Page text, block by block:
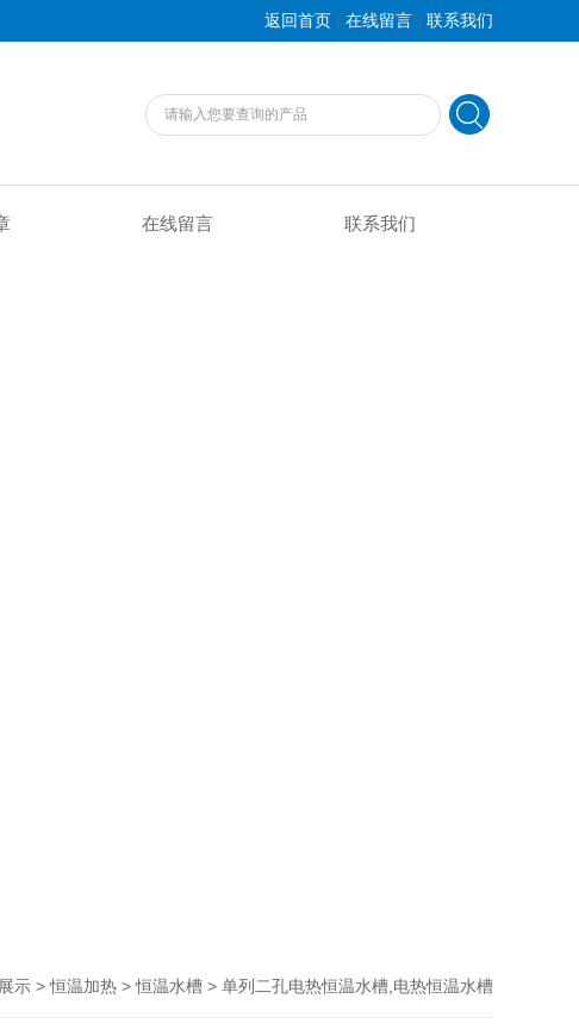
返回首页 | 在线留言 | 联系我们
在线留言 联系我们
示 >恒温加热 >恒温水槽 > 单列二孔电热恒温水槽,电热恒温水槽